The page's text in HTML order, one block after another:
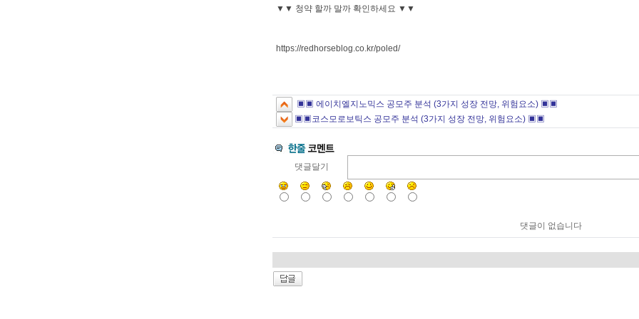
▼▼ 청약 할까 말까 확인하세요 ▼▼
https://redhorseblog.co.kr/poled/
▣▣ 에이치엘지노믹스 공모주 분석 (3가지 성장 전망, 위험요소) ▣▣
▣▣코스모로보틱스 공모주 분석 (3가지 성장 전망, 위험요소) ▣▣
댓글달기
댓글이 없습니다